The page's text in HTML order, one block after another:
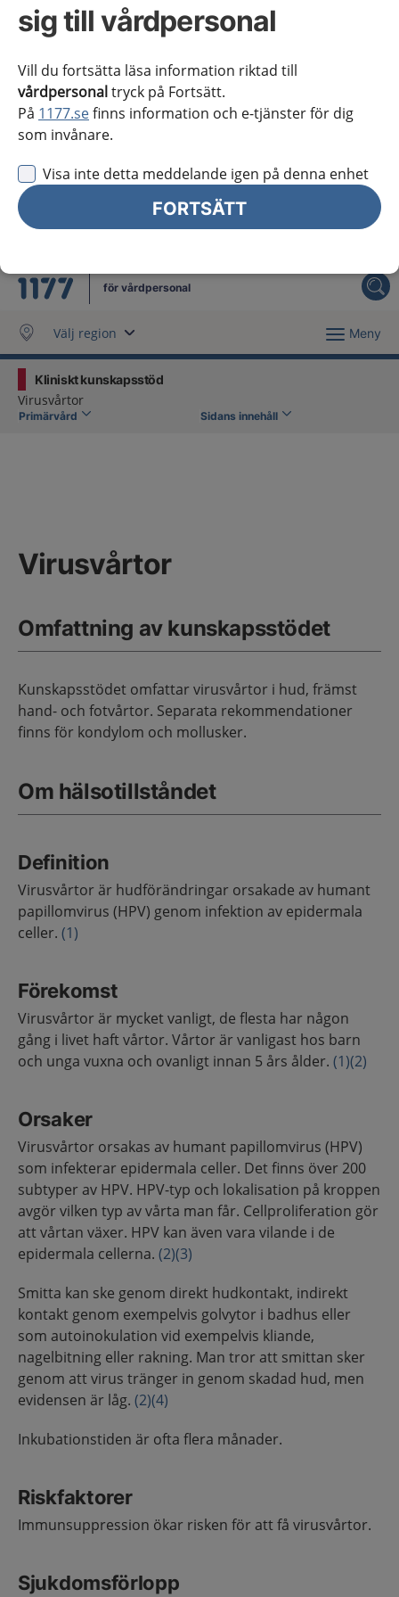
sig till vårdpersonal
Vill du fortsätta läsa information riktad till
vårdpersonaltryck på Fortsätt.
På 1177.sefinns information och e-tjänster för dig
som invånare.
Visa inte detta meddelande igen på denna enhet
FORTSÄTT
Västra Götaland
Östergötland
Jag vill inte se någon regional information
och viktig information som gäller just din region.
Stäng regionsväljaren
Stäng
för vårdpersonal
Välj region Meny
Kliniskt kunskapsstöd
Virusvårtor
Primärvård Sidans innehåll
Virusvårtor
Omfattning av kunskapsstödet
Kunskapsstödet omfattar virusvårtor i hud, främst
hand- och fotvårtor. Separata rekommendationer
finns för kondylom och mollusker.
Om hälsotillståndet
Definition
Virusvårtor är hudförändringar orsakade av humant
papillomvirus (HPV) genom infektion av epidermala
celler. (1)
Förekomst
Virusvårtor är mycket vanligt, de flesta har någon
gång i livet haft vårtor. Vårtor är vanligast hos barn
och unga vuxna och ovanligt innan 5 års ålder. (1)(2)
Orsaker
Virusvårtor orsakas av humant papillomvirus (HPV)
som infekterar epidermala celler. Det finns över 200
subtyper av HPV. HPV-typ och lokalisation på kroppen
avgör vilken typ av vårta man får. Cellproliferation gör
att vårtan växer. HPV kan även vara vilande i de
epidermala cellerna. (2)(3)
Smitta kan ske genom direkt hudkontakt, indirekt
kontakt genom exempelvis golvytor i badhus eller
som autoinokulation vid exempelvis kliande,
nagelbitning eller rakning. Man tror att smittan sker
genom att virus tränger in genom skadad hud, men
evidensen är låg. (2)(4)
Inkubationstiden är ofta flera månader.
Riskfaktorer
Immunsuppression ökar risken för att få virusvårtor.
Sjukdomsförlopp